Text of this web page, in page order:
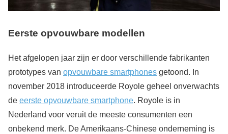
Eerste opvouwbare modellen
Het afgelopen jaar zijn er door verschillende fabrikanten
prototypes van opvouwbare smartphones getoond. In
november 2018 introduceerde Royole geheel onverwachts
de eerste opvouwbare smartphone. Royole is in
Nederland voor veruit de meeste consumenten een
onbekend merk. De Amerikaans-Chinese onderneming is